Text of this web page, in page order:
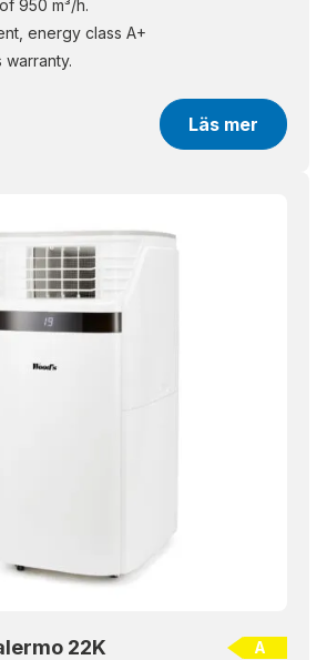
950 m³/h.
energy class A+
warranty.
Läs mer
A
22K